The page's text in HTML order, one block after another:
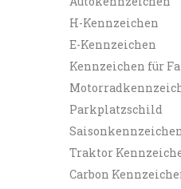
H-Kennzeichen
E-Kennzeichen
Kennzeichen für
Parkplatzschild
Traktor
Carbon